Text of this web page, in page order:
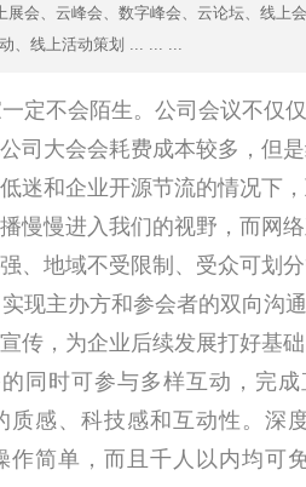
展会、云峰会、数字峰会、云论坛、线上
、线上活动策划 ... ... ...
定不会陌生。公司会议不仅
司大会会耗费成本较多，但
迷和企业开源节流的情况下
慢慢进入我们的视野，而网
、地域不受限制、受众可划
现主办方和参会者的双向沟
传，为企业后续发展打好基
的同时可参与多样互动，完
质感、科技感和互动性。深
作简单，而且千人以内均可